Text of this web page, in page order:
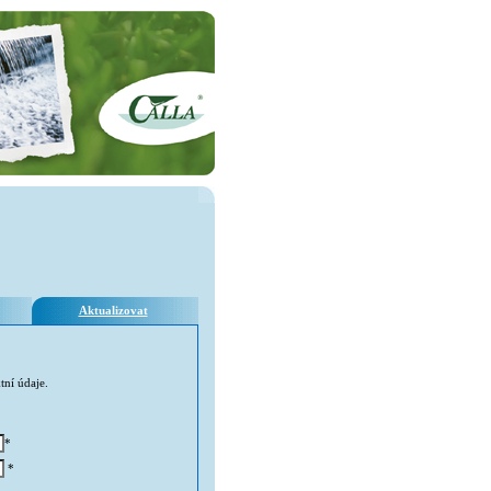
Aktualizovat
údaje.
*
*